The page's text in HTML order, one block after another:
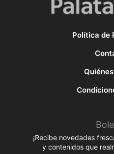
Política de
¡Recibe novedades
y contenidos que